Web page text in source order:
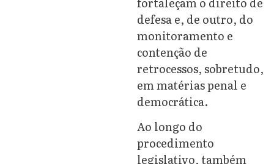
defesa e, de outro, do
monitoramento e
contenção de
retrocessos, sobretudo,
em matérias penal e
democrática.
Ao longo do
procedimento
legislativo, também